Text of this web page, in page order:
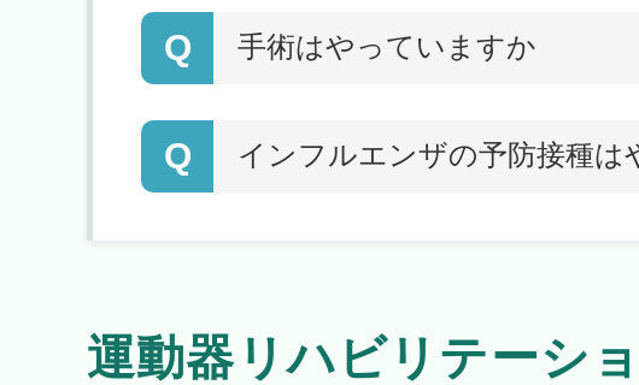
Q 手術はやっていますか
Q インフルエンザの予防接種は
運動器リハビリテーシ